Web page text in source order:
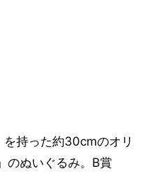
持った約30cmのオリ
のぬいぐるみ。B賞